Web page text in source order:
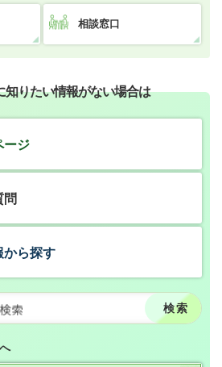
相談窓口
知りたい情報がない場合は
ージ
問
から探す